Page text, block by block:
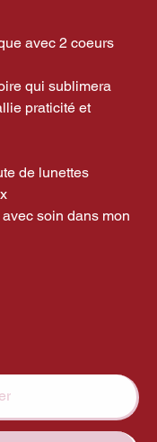
avec 2 coeurs
qui sublimera
praticité et
de lunettes
soin dans mon